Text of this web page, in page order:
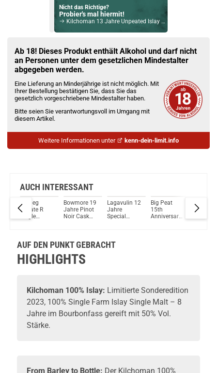
Nicht das Richtige?
Probier's mal hiermit!
Kilchoman 13 Jahre Unpeated Islay Single Malt Scotch Whisky 54,5% Vol. 700ml
Check das mal!
Hayman´s Gently Cask Rested Gin 41,3% 700ml
Du willst Kröten sparen?
Schau mal hier!
Dovpo Ayce Pro Pod System Kit Schwarz
Ab 18! Dieses Produkt enthält Alkohol und darf nicht
an Personen unter dem gesetzlichen Mindestalter
abgegeben werden.
Eine Lieferung an Minderjährige ist nicht möglich. Mit
Ihrer Bestellung bestätigen Sie, dass Sie das
gesetzlich vorgeschriebene Mindestalter haben.
Bitte seien Sie verantwortungsvoll im Umgang mit
diesem Artikel.
Weitere Informationen unter kenn-dein-limit.info
AUCH INTERESSANT
Ardbeg
Private R
Single
Vol. 700ml
Bowmore 19
Jahre Pinot
Noir Cask
Vol. 700ml
Lagavulin 12
Jahre
Special
Whisky
Big Peat
15th
Anniversary
Distillers
AUF DEN PUNKT GEBRACHT
HIGHLIGHTS
Kilchoman 100% Islay: Limitierte Sonderedition
2023, 100% Single Farm Islay Single Malt – 8
Jahre im Bourbonfass gereift mit 50% Vol.
Stärke.
From Barley to Bottle: Der Kilchoman 100%